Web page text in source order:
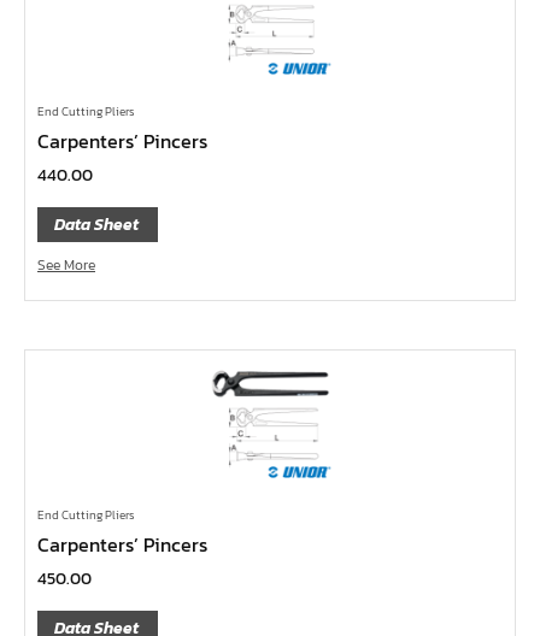
แปรงทาสี
ต๊าป แอ๊ปโก้ ABPCO
ลูกบ๊อกซ์ การบิน AeroSpace Standard AS954E สั้น ยาว
บ๊อกข้ออ่อน 1/4"
ไขควงตอก
ไขควงข้อต่อ
ไขควงท๊อกซ์,ไขควงท๊อกซ์มีรู
ไขควงแฉก Pozi
ไขควงแฉก
ข้อลด
ข้อเพิ่ม
End Cutting Pliers
Carpenters’ Pincers
440.00
Data Sheet
See More
End Cutting Pliers
Carpenters’ Pincers
450.00
Data Sheet